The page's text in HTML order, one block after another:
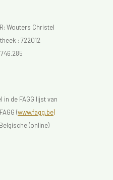
Wouters Christel
: 722012
de FAGG lijst van
(www.fagg.be)
(online)